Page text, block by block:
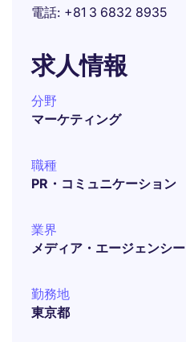
電話 +81 3 6832 8935
求人情報
分野
マーケティング
職種
PR・コミュニケーション
業界
メディア・エージェンシー
勤務地
東京都